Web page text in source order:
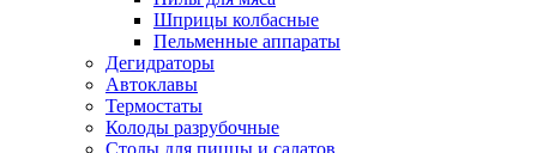
Шприцы колбасные
Пельменные аппараты
Дегидраторы
Автоклавы
Термостаты
Колоды разрубочные
Столы для пиццы и салатов